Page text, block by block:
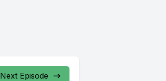
Next Episode